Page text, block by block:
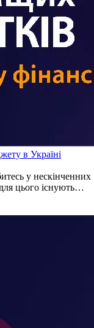
в Україні
у нескінченних
цього існують…